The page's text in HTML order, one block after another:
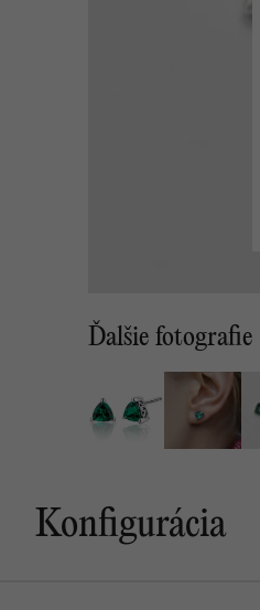
Ďalšie fotografie
Konfigurácia